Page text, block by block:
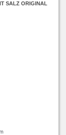
SALZ ORIGINAL